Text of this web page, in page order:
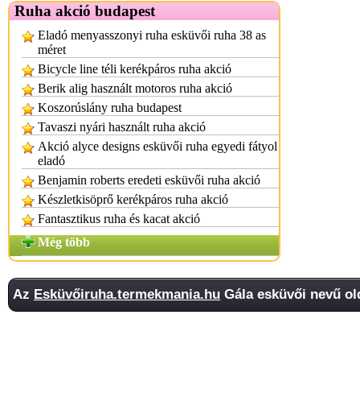
Ruha akció budapest
Eladó menyasszonyi ruha esküvői ruha 38 as
méret
Bicycle line téli kerékpáros ruha akció
Berik alig használt motoros ruha akció
Koszorúslány ruha budapest
Tavaszi nyári használt ruha akció
Akció alyce designs esküvői ruha egyedi fátyol
eladó
Benjamin roberts eredeti esküvői ruha akció
Készletkisöprő kerékpáros ruha akció
Fantasztikus ruha és kacat akció
Még több
Az Esküvőiruha.termekmania.hu Gála esküvői nevű